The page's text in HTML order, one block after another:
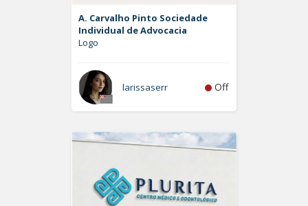
A. Carvalho Pinto Sociedade
Individual de Advocacia
Logo
larissaserr Off